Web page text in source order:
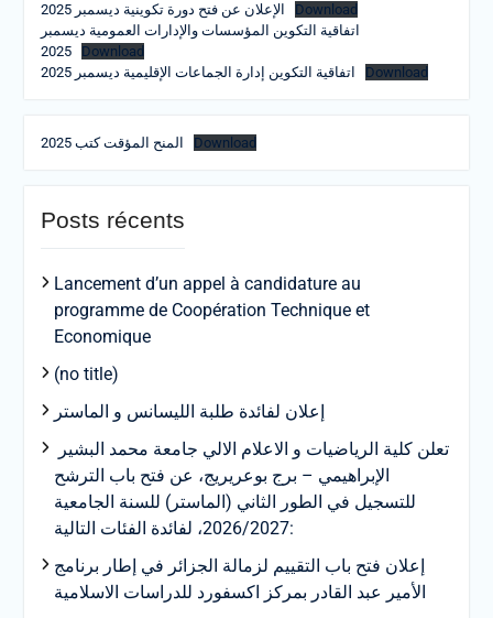
الإعلان عن فتح دورة تكوينية ديسمبر 2025
Download
اتفاقية التكوين المؤسسات والإدارات العمومية ديسمبر
2025
Download
اتفاقية التكوين إدارة الجماعات الإقليمية ديسمبر 2025
Download
المنح المؤقت كتب 2025 Download
Posts récents
Lancement d’un appel à candidature au
programme de Coopération Technique et
Economique
(no title)
إعلان لفائدة طلبة الليسانس و الماستر
الإبراهيمي – برج بوعريريج، عن فتح باب الترشح
للتسجيل في الطور الثاني (الماستر) للسنة الجامعية
2026/2027، لفائدة الفئات التالية:
إعلان فتح باب التقييم لزمالة الجزائر في إطار برنامج
الأمير عبد القادر بمركز اكسفورد للدراسات الاسلامية